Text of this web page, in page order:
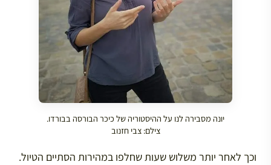
יונה מסבירה לנו על ההיסטוריה של כיכר הבורסה בבורדו.
צילם: צבי חזנוב
וכך לאחר יותר משלוש שעות שחלפו במהירות הסתיים הטיול.